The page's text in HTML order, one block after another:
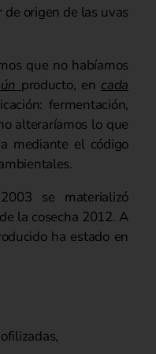
origen de las uvas
que no habíamos
producto, en cada
fermentación,
alteraríamos lo que
mediante el código
se materializó
la cosecha 2012. A
ha estado en